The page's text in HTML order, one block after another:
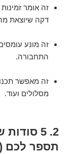
זה אומר
דקה שיוצאת
זה מונע
התחבורה.
זה מאפשר
מסלולים ועוד.
2. 5
תספר לכם